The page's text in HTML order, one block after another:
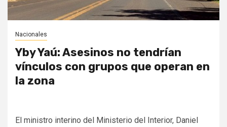
Nacionales
Yby Yaú: Asesinos no tendrían
vínculos con grupos que operan en
la zona
El ministro interino del Ministerio del Interior, Daniel